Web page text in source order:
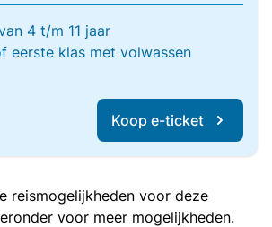
4 t/m 11 jaar
eerste klas met volwassen
Koop e-ticket
reismogelijkheden voor deze
voor meer mogelijkheden.